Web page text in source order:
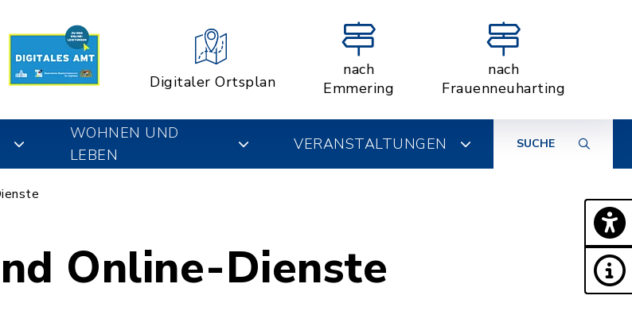
Digitaler Ortsplan
nach
Emmering
nach
Frauenneuharting
WOHNEN UND
LEBEN
VERANSTALTUNGEN SUCHE
Online-Dienste